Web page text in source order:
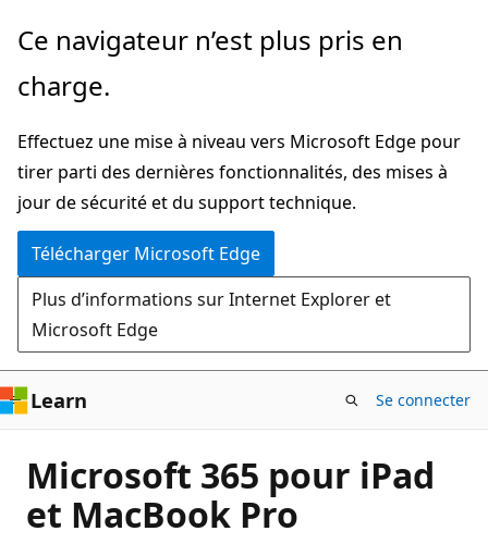
Passer
directement
au
principal
Ce navigateur n’est plus pris en
charge.
Effectuez une mise à niveau vers Microsoft Edge pour
tirer parti des dernières fonctionnalités, des mises à
jour de sécurité et du support technique.
Télécharger Microsoft Edge
Plus d’informations sur Internet Explorer et
Microsoft Edge
Learn Se connecter
Microsoft 365 pour iPad
et MacBook Pro